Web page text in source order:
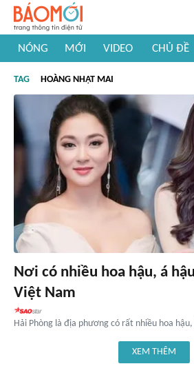
NÓNG MỚI VIDEO CHỦ ĐỀ
#Khám phá thế giới
TAG HOÀNG NHẬT MAI
Nơi có nhiều hoa hậu, á
Việt Nam
Hải Phòng là địa phương có rất nhiều hoa
XEM THÊM